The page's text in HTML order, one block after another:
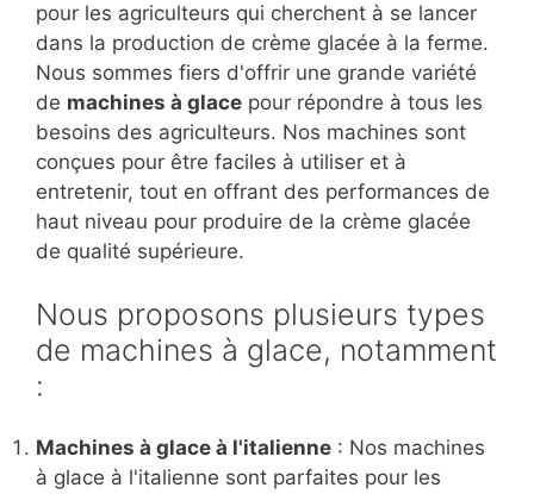
pour les agriculteurs qui cherchent à se lancer
dans la production de crème glacée à la ferme.
Nous sommes fiers d'offrir une grande variété
de machines à glace pour répondre à tous les
besoins des agriculteurs. Nos machines sont
conçues pour être faciles à utiliser et à
entretenir, tout en offrant des performances de
haut niveau pour produire de la crème glacée
de qualité supérieure.
Nous proposons plusieurs types
de machines à glace, notamment
:
Machines à glace à l'italienne : Nos machines
à glace à l'italienne sont parfaites pour les